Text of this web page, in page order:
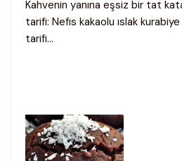
Kahvenin yanına eşsiz bir tat
tarifi: Nefis kakaolu ıslak kurabiye
tarifi…